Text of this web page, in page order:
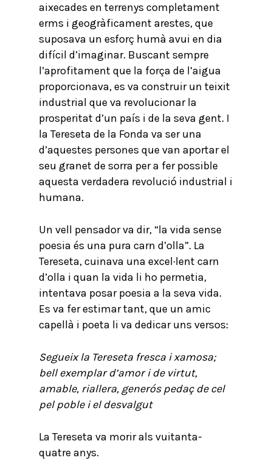
aixecades en terrenys completament
erms i geogràficament arestes, que
suposava un esforç humà avui en dia
difícil d’imaginar. Buscant sempre
l’aprofitament que la força de l’aigua
proporcionava, es va construir un teixit
industrial que va revolucionar la
prosperitat d’un país i de la seva gent. I
la Tereseta de la Fonda va ser una
d’aquestes persones que van aportar el
seu granet de sorra per a fer possible
aquesta verdadera revolució industrial i
humana.
Un vell pensador va dir, “la vida sense
poesia és una pura carn d’olla”. La
Tereseta, cuinava una excel·lent carn
d’olla i quan la vida li ho permetia,
intentava posar poesia a la seva vida.
Es va fer estimar tant, que un amic
capellà i poeta li va dedicar uns versos:
Segueix la Tereseta fresca i xamosa;
bell exemplar d’amor i de virtut,
amable, riallera, generós pedaç de cel
pel poble i el desvalgut
La Tereseta va morir als vuitanta-
quatre anys.